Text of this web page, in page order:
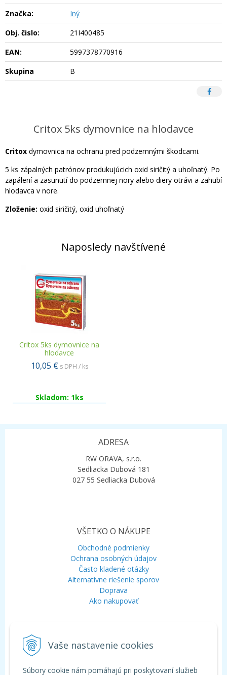
Vaše nastavenie cookies
Súbory cookie nám pomáhajú pri poskytovaní služieb
Značka:
Iný
Obj. čislo:
21I400485
EAN:
5997378770916
Skupina
B
Critox 5ks dymovnice na hlodavce
Critox dymovnica na ochranu pred podzemnými škodcami.
5 ks zápalných patrónov produkujúcich oxid siričitý a uhoľnatý. Po
zapálení a zasunutí do podzemnej nory alebo diery otrávi a zahubí
hlodavca v nore.
Zloženie: oxid siričitý, oxid uhoľnatý
Naposledy navštívené
Critox 5ks dymovnice na
hlodavce
10,05 € s DPH / ks
Skladom: 1ks
ADRESA
RW ORAVA, s.r.o.
Sedliacka Dubová 181
027 55 Sedliacka Dubová
VŠETKO O NÁKUPE
Obchodné podmienky
Ochrana osobných údajov
Často kladené otázky
Alternatívne riešenie sporov
Doprava
Ako nakupovať
Mobil:+421 948 120 323
Chat:WhatsApp